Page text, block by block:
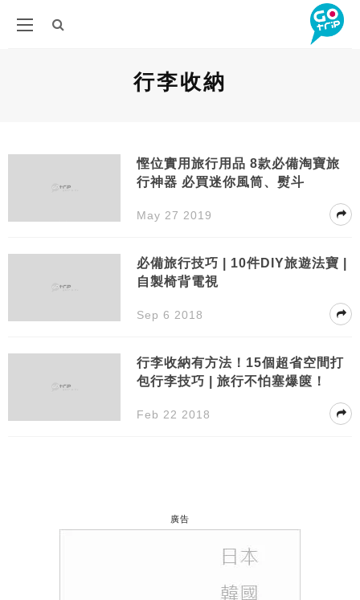
行李收納
慳位實用旅行用品 8款必備淘寶旅
行神器 必買迷你風筒、熨斗
May 27 2019
必備旅行技巧 | 10件DIY旅遊法寶 |
自製椅背電視
Sep 6 2018
行李收納有方法！15個超省空間打
包行李技巧 | 旅行不怕塞爆篋！
Feb 22 2018
廣告